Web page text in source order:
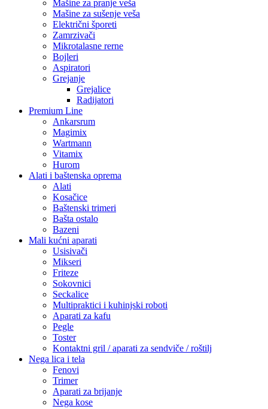
Mašine za pranje veša
Mašine za sušenje veša
Električni šporeti
Zamrzivači
Mikrotalasne rerne
Bojleri
Aspiratori
Grejanje
Grejalice
Radijatori
Premium Line
Ankarsrum
Magimix
Wartmann
Vitamix
Hurom
Alati i baštenska oprema
Alati
Kosačice
Baštenski trimeri
Bašta ostalo
Bazeni
Mali kućni aparati
Usisivači
Mikseri
Friteze
Sokovnici
Seckalice
Multipraktici i kuhinjski roboti
Aparati za kafu
Pegle
Toster
Kontaktni gril / aparati za sendviče / roštilj
Nega lica i tela
Fenovi
Trimer
Aparati za brijanje
Nega kose